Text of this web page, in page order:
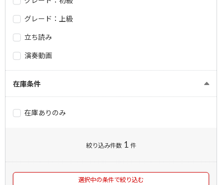
グレード：上級
立ち読み
演奏動画
在庫条件
在庫ありのみ
絞り込み件数 1 件
選択中の条件で絞り込む